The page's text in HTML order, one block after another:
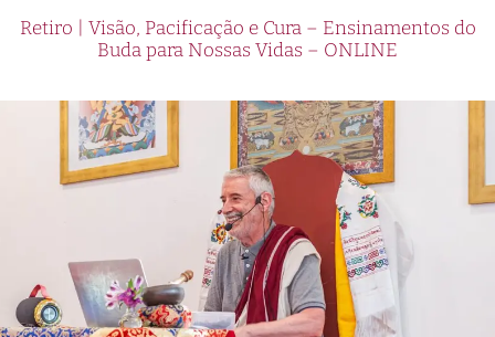
Retiro | Visão, Pacificação e Cura – Ensinamentos do
Buda para Nossas Vidas – ONLINE